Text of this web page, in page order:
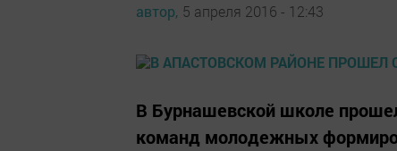
автор, 5 апреля 2016 - 12:43
В Бурнашевской школе
команд молодежных